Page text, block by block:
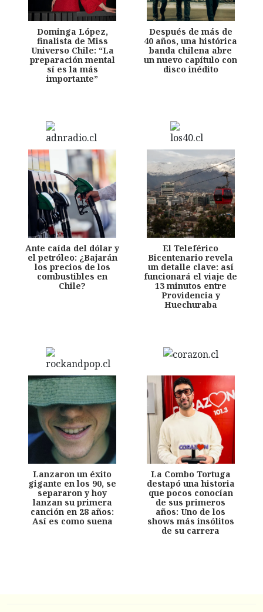
Dominga López,
finalista de Miss
Universo Chile: “La
preparación mental
sí es la más
importante”
Después de más de
40 años, una histórica
banda chilena abre
un nuevo capítulo con
disco inédito
Ante caída del dólar y
el petróleo: ¿Bajarán
los precios de los
combustibles en
Chile?
El Teleférico
Bicentenario revela
un detalle clave: así
funcionará el viaje de
13 minutos entre
Providencia y
Huechuraba
Lanzaron un éxito
gigante en los 90, se
separaron y hoy
lanzan su primera
canción en 28 años:
Así es como suena
La Combo Tortuga
destapó una historia
que pocos conocían
de sus primeros
años: Uno de los
shows más insólitos
de su carrera